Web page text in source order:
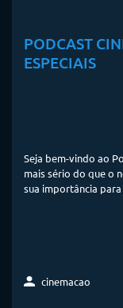
PODCAST
ESPECIAIS
Seja bem-vindo ao
mais sério do que o
sua importância
cinemacao